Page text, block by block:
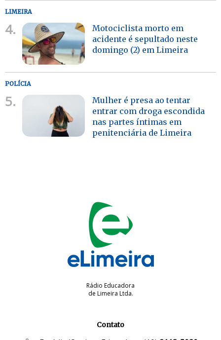
LIMEIRA
4.
Motociclista morto em
acidente é sepultado neste
domingo (2) em Limeira
POLÍCIA
5.
Mulher é presa ao tentar
entrar com droga escondida
nas partes íntimas em
penitenciária de Limeira
Rádio Educadora
de Limeira Ltda.
Contato